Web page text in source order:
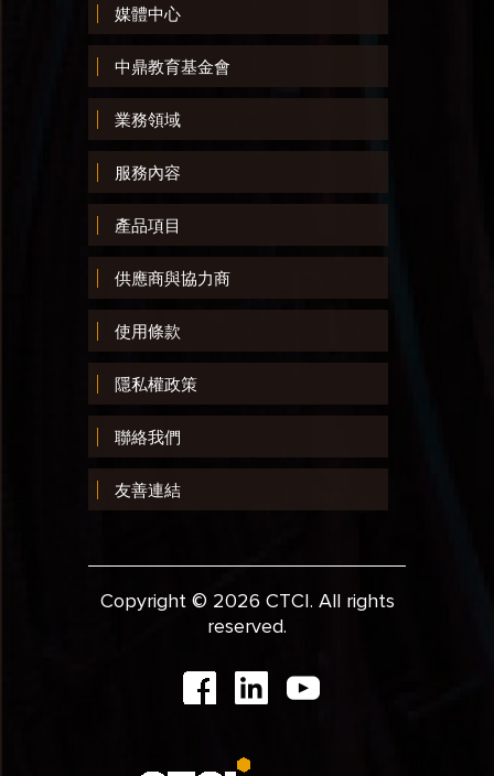
媒體中心
中鼎教育基金會
業務領域
服務內容
產品項目
供應商與協力商
使用條款
隱私權政策
聯絡我們
友善連結
Copyright © 2026 CTCI. All rights
reserved.